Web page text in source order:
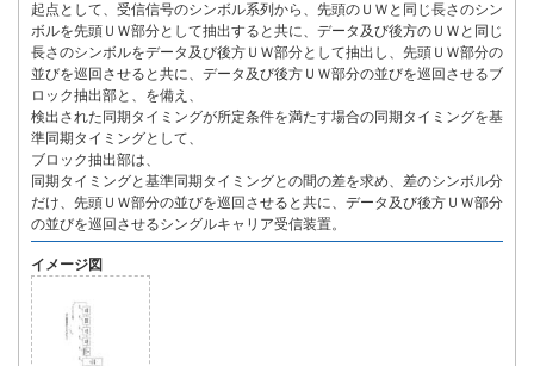
起点として、受信信号のシンボル系列から、先頭のＵＷと同じ長さのシン
ボルを先頭ＵＷ部分として抽出すると共に、データ及び後方のＵＷと同じ
長さのシンボルをデータ及び後方ＵＷ部分として抽出し、先頭ＵＷ部分の
並びを巡回させると共に、データ及び後方ＵＷ部分の並びを巡回させるブ
ロック抽出部と、を備え、
検出された同期タイミングが所定条件を満たす場合の同期タイミングを基
準同期タイミングとして、
ブロック抽出部は、
同期タイミングと基準同期タイミングとの間の差を求め、差のシンボル分
だけ、先頭ＵＷ部分の並びを巡回させると共に、データ及び後方ＵＷ部分
の並びを巡回させるシングルキャリア受信装置。
イメージ図